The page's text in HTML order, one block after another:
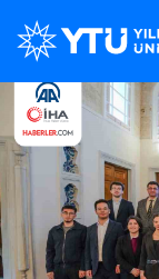
içeriğe